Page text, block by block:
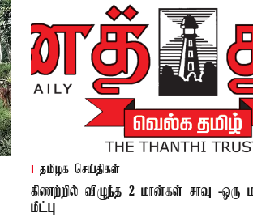
தமிழக செய்திகள்
கிணற்றில் விழுந்த 2 மான்கள் சாவு -ஒரு
மீட்பு